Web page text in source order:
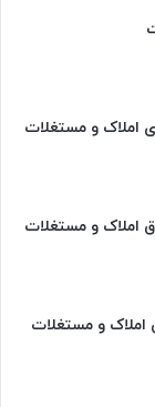
املاک و مستغلات
املاک و مستغلات
املاک و مستغلات